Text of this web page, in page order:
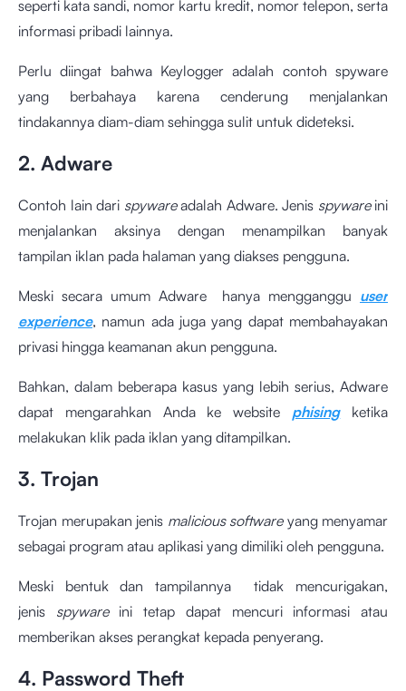
seperti kata sandi, nomor kartu kredit, nomor telepon, serta
informasi pribadi lainnya.
Perlu diingat bahwa Keylogger adalah contoh spyware
yang berbahaya karena cenderung menjalankan
tindakannya diam-diam sehingga sulit untuk dideteksi.
2. Adware
Contoh lain dari spywareadalah Adware. Jenis spyware ini
menjalankan aksinya dengan menampilkan banyak
tampilan iklan pada halaman yang diakses pengguna.
Meski secara umum Adware hanya mengganggu user
experience, namun ada juga yang dapat membahayakan
privasi hingga keamanan akun pengguna.
Bahkan, dalam beberapa kasus yang lebih serius, Adware
dapat mengarahkan Anda ke website phising
ketika
melakukan klik pada iklan yang ditampilkan.
3. Trojan
Trojan merupakan jenis malicious softwareyang menyamar
sebagai program atau aplikasi yang dimiliki oleh pengguna.
Meski bentuk dan tampilannya tidak mencurigakan,
jenis spyware ini tetap dapat mencuri informasi atau
memberikan akses perangkat kepada penyerang.
4. Password Theft